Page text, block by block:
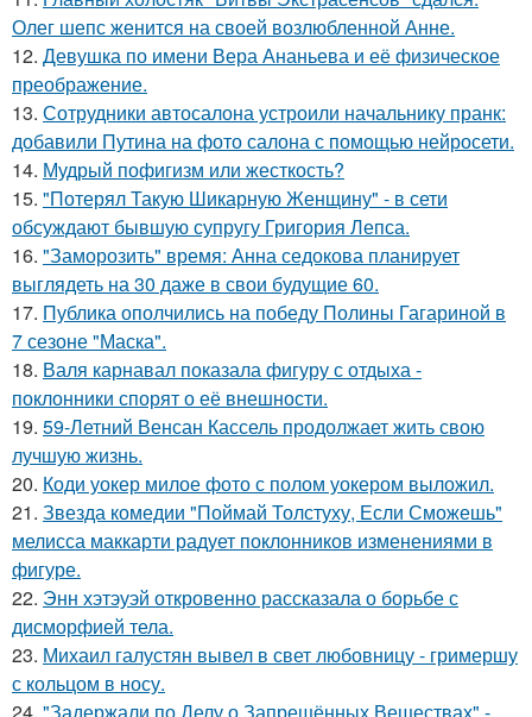
Олег шепс женится на своей возлюбленной Анне.
12. Девушка по имени Вера Ананьева и её физическое
преображение.
13. Сотрудники автосалона устроили начальнику пранк:
добавили Путина на фото салона с помощью нейросети.
14. Мудрый пофигизм или жесткость?
15. "Потерял Такую Шикарную Женщину" - в сети
обсуждают бывшую супругу Григория Лепса.
16. "Заморозить" время: Анна седокова планирует
выглядеть на 30 даже в свои будущие 60.
17. Публика ополчились на победу Полины Гагариной в
7 сезоне "Маска".
18. Валя карнавал показала фигуру с отдыха -
поклонники спорят о её внешности.
19. 59-Летний Венсан Кассель продолжает жить свою
лучшую жизнь.
20. Коди уокер милое фото с полом уокером выложил.
21. Звезда комедии "Поймай Толстуху, Если Сможешь"
мелисса маккарти радует поклонников изменениями в
фигуре.
22. Энн хэтэуэй откровенно рассказала о борьбе с
дисморфией тела.
23. Михаил галустян вывел в свет любовницу - гримершу
с кольцом в носу.